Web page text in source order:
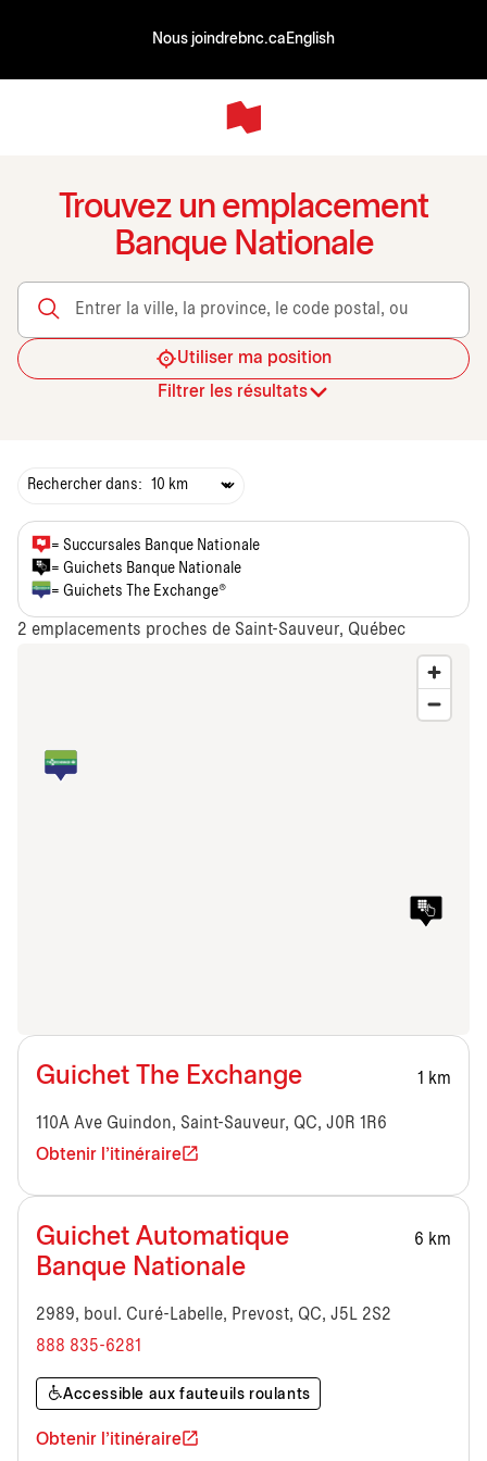
Nous joindrebnc.ca English
Trouvez un emplacement
Banque Nationale
Entrer la ville, la province, le code postal, ou le transit
Utiliser ma position
Filtrer les résultats
Rechercher dans:
Guichet The Exchange 1 km
110A Ave Guindon, Saint-Sauveur, QC, J0R 1R6
Obtenir l'itinéraire
Guichet Automatique
Banque Nationale
6 km
2989, boul. Curé-Labelle, Prevost, QC, J5L 2S2
888 835-6281
Accessible aux fauteuils roulants
Obtenir l'itinéraire
= Succursales Banque Nationale
= Guichets Banque Nationale
= Guichets The Exchange®
2 emplacements proches de Saint-Sauveur, Québec